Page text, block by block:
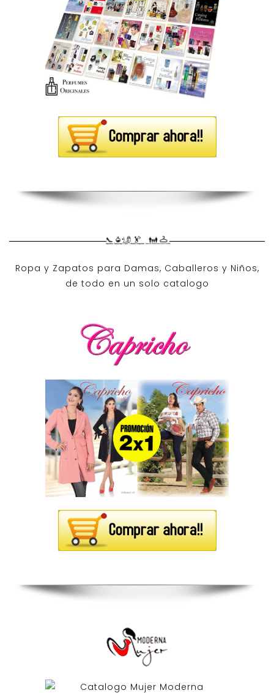
Ropa y Zapatos para Damas, Caballeros y Niños,
de todo en un solo catalogo